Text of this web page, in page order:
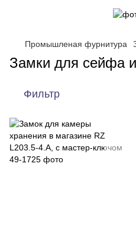
Промышленая фурнитура
Замки для сейфа
Фильтр